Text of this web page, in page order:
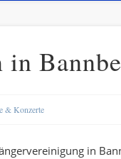
in
& Konzerte
in